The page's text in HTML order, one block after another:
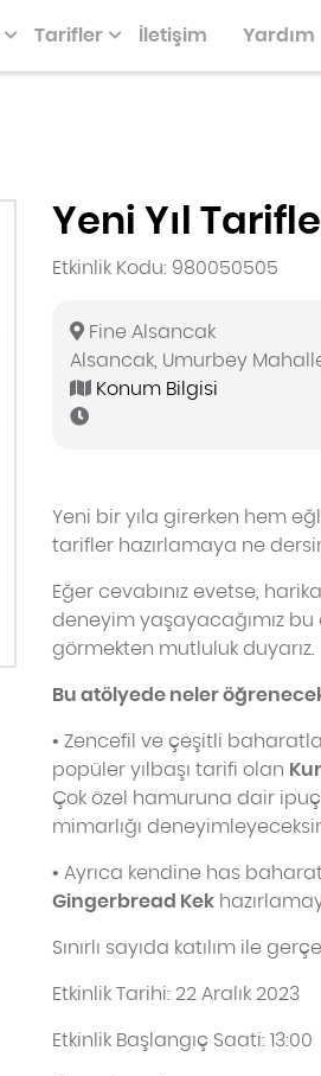
KEK & PASTA KALIPLARI SERISI
Tarifler
KURABIYELER
KEK, PASTA
İletişim Yardım
Yeni Yıl
Etkinlik Kodu: 980050505
Fine Alsancak
Alsancak, Umurbey
Konum Bilgisi
Yeni bir yıla girerken hem
tarifler hazırlamaya ne
Eğer cevabınız evetse,
deneyim yaşayacağımız
görmekten mutluluk duyarız.
Bu atölyede neler
• Zencefil ve çeşitli
popüler yılbaşı tarifi olan
Çok özel hamuruna dair
mimarlığı
• Ayrıca kendine has
Gingerbread Kek
Sınırlı sayıda katılım ile
Etkinlik Tarihi: 22 Aralık 2023
Etkinlik Başlangıç Saati: 13:00